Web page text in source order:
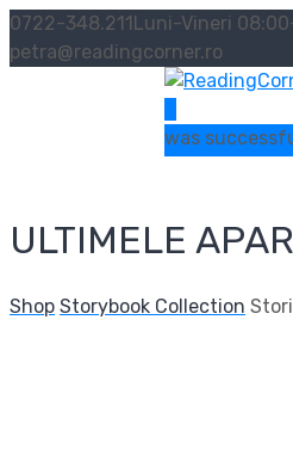
0722-348.211Luni-Vineri
petra@readingcorner.ro
was
ULTIMELE
Shop Storybook Collection